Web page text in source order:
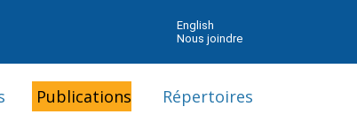
English
Nous joindre
Publications Répertoires